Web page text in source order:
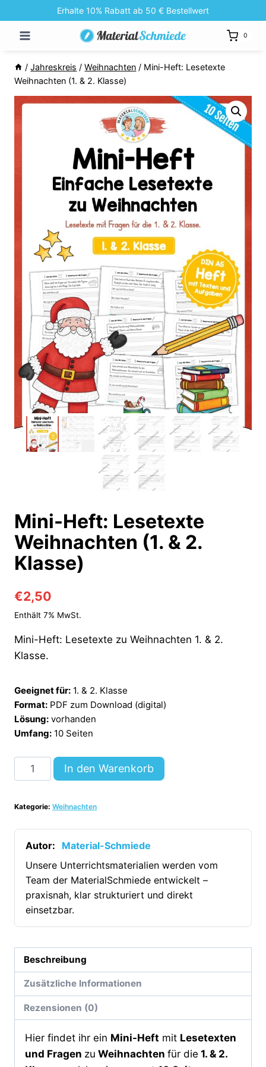
Inhalt
springen
Erhalte 10% Rabatt ab 50 € Bestellwert
0
/ Jahreskreis / Weihnachten / Mini-Heft: Lesetexte
Weihnachten (1. & 2. Klasse)
Mini-Heft: Lesetexte
Weihnachten (1. & 2.
Klasse)
€2,50
Enthält 7% MwSt.
Mini-Heft: Lesetexte zu Weihnachten 1. & 2.
Klasse.
Geeignet für: 1. & 2. Klasse
Format: PDF zum Download (digital)
Lösung: vorhanden
Umfang: 10 Seiten
Mini-
Heft:
Weihnachten
(1.
Klasse)
[Digital]
Menge
In den Warenkorb
Kategorie: Weihnachten
Autor:
Material-Schmiede
Unsere Unterrichtsmaterialien werden vom
Team der MaterialSchmiede entwickelt –
praxisnah, klar strukturiert und direkt
einsetzbar.
Beschreibung
Zusätzliche Informationen
Rezensionen (0)
Hier findet ihr ein Mini-Heft mit Lesetexten
und Fragen zu Weihnachten für die 1. & 2.